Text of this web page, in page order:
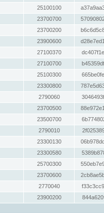
25100100
23700700
23700200
23900600
27100370
27100700
25100300
23300800
2790060
23700500
23500700
2790010
23300130
23300580
25700300
23700600
2770040
23900200